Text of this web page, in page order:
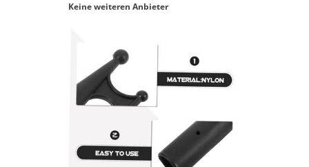
Keine weiteren Anbieter